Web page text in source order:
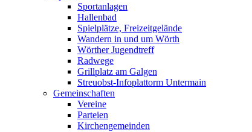
Sportanlagen
Hallenbad
Spielplätze, Freizeitgelände
Wandern in und um Wörth
Wörther Jugendtreff
Radwege
Grillplatz am Galgen
Streuobst-Infoplattorm Untermain
Gemeinschaften
Vereine
Parteien
Kirchengemeinden